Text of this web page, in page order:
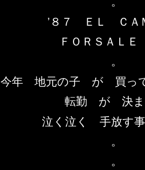
’８７ ＥＬ ＣＡ
ＦＯＲＳＡＬ
。
今年 地元の子 が 買っ
転勤 が 決ま
泣く泣く 手放す
。
。